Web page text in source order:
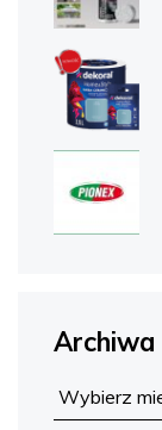
Archiwa